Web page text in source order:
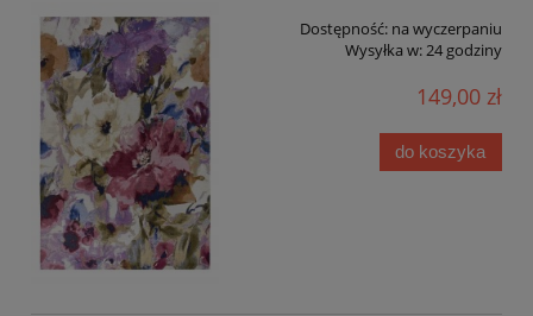
Dostępność: na wyczerpaniu
Wysyłka w:24 godziny
149,00 zł
do koszyka